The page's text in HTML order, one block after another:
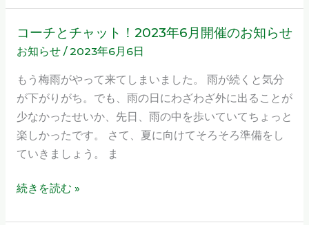
ン
次
第
を
コ
ー
ン
グ
で
考
え
コーチとチャット！2023年6月開催のお知らせ
お知らせ/2023年6月6日
もう梅雨がやって来てしまいました。 雨が続くと気分
が下がりがち。でも、雨の日にわざわざ外に出ることが
少なかったせいか、先日、雨の中を歩いていてちょっと
楽しかったです。 さて、夏に向けてそろそろ準備をし
ていきましょう。 ま
コ
ー
と
チ
ャ
ッ
2023
6
続きを読む »